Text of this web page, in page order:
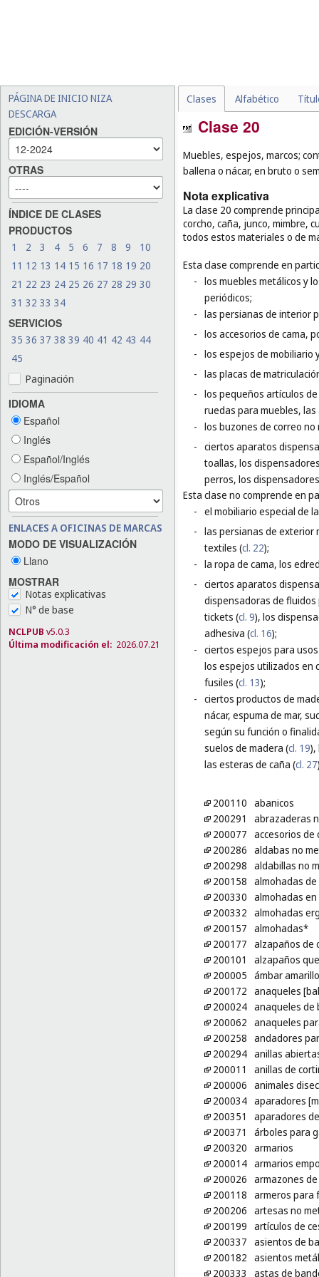
PÁGINA DE INICIO NIZA
DESCARGA
EDICIÓN-VERSIÓN
OTRAS
ÍNDICE DE CLASES
PRODUCTOS
1 2 3 4 5 6 7 8 9
10
11 12 13 14 15 16 17 18 19 20
21 22 23 24 25 26 27 28 29 30
31 32 33 34
SERVICIOS
35 36 37 38 39 40 41 42 43 44
45
Paginación
IDIOMA
Español
Inglés
Español/Inglés
Inglés/Español
ENLACES A OFICINAS DE MARCAS
MODO DE VISUALIZACIÓN
Llano
MOSTRAR
Notas explicativas
N° de base
NCLPUB v5.0.3
Última modificación el: 2026.07.21
Clases Alfabético
Clase 20
Muebles, espejos, marcos;
ballena o nácar, en bruto o
Nota explicativa
La clase 20 comprende
corcho, caña, junco, mimbre,
todos estos materiales o de
Esta clase comprende en
- los muebles metálicos y
periódicos;
- las persianas de interior
- los accesorios de cama,
- los espejos de mobiliario
- las placas de
- los pequeños artículos
ruedas para muebles,
- los buzones de correo no
- ciertos aparatos
toallas, los
perros, los
Esta clase no comprende en
- el mobiliario especial de
- las persianas de exterior
textiles (cl. 22);
- la ropa de cama, los
- ciertos aparatos
dispensadoras de
tickets (cl. 9), los
adhesiva (cl. 16);
- ciertos espejos para
los espejos utilizados en
fusiles (cl. 13);
- ciertos productos de
nácar, espuma de mar,
según su función o
suelos de madera (cl. 19),
las esteras de caña (cl. 27
200110 abanicos
200291
abrazaderas
200077 accesorios de
200286 aldabas no
200298 aldabillas no
200158 almohadas
200330 almohadas
200332 almohadas
200157 almohadas*
200177 alzapaños de
200101
alzapaños
200005 ámbar amarillo
200172 anaqueles
200024 anaqueles de
200062 anaqueles
200258 andadores
200294 anillas
200011
anillas de
200006 animales
200034 aparadores
200351
aparadores
200371
árboles para
200320 armarios
200014 armarios
200026 armazones
200118 armeros para
200206 artesas no
200199 artículos de
200337 asientos de
200182 asientos
200333
astas de